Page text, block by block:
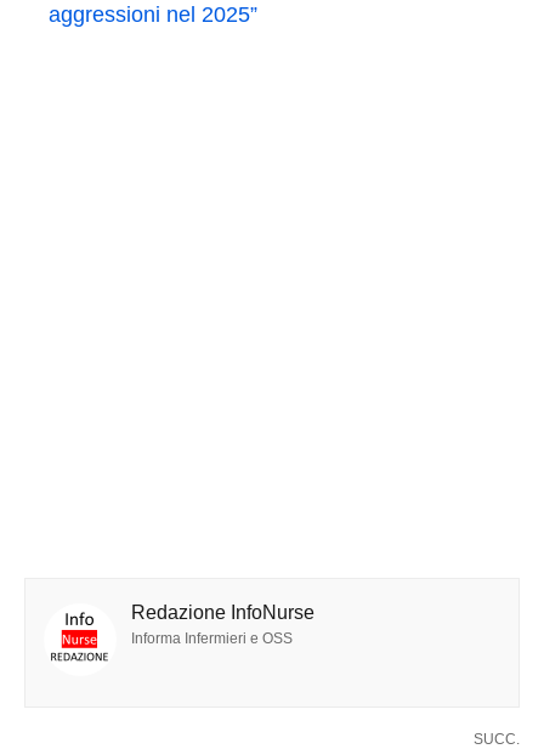
aggressioni nel 2025”
Redazione InfoNurse
Informa Infermieri e OSS
SUCC.